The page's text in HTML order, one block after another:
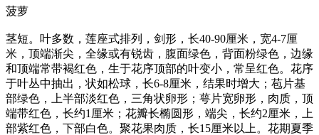
菠萝
茎短。叶多数，莲座式排列，剑形，长40-90厘米，宽4-7厘
米，顶端渐尖，全缘或有锐齿，腹面绿色，背面粉绿色，边缘
和顶端常带褐红色，生于花序顶部的叶变小，常呈红色。花序
于叶丛中抽出，状如松球，长6-8厘米，结果时增大；苞片基
部绿色，上半部淡红色，三角状卵形；萼片宽卵形，肉质，顶
端带红色，长约1厘米；花瓣长椭圆形，端尖，长约2厘米，上
部紫红色，下部白色。聚花果肉质，长15厘米以上。花期夏季